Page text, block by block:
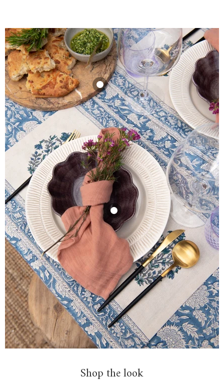
Serveerplateau
rond bos marmer
30,5cm
Be Home
32,95
Bekijk product
Kom Oyster 18cm
plum
Mateus
41,45
Bekijk product
Shop the look